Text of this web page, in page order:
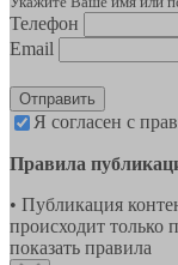
Телефон
Email
Отправить
Я согласен с
Правила
• Публикация
происходит только
показать правила